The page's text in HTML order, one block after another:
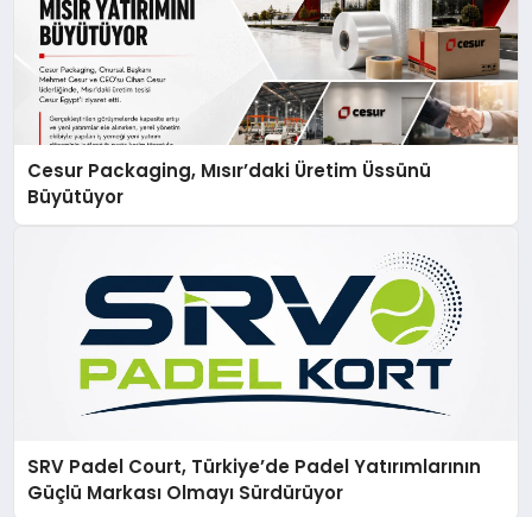
Cesur Packaging, Mısır’daki Üretim Üssünü
Büyütüyor
SRV Padel Court, Türkiye’de Padel Yatırımlarının
Güçlü Markası Olmayı Sürdürüyor